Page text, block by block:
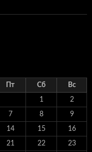
Пт Сб Вс
1 2
7 8 9
14 15 16
21 22 23